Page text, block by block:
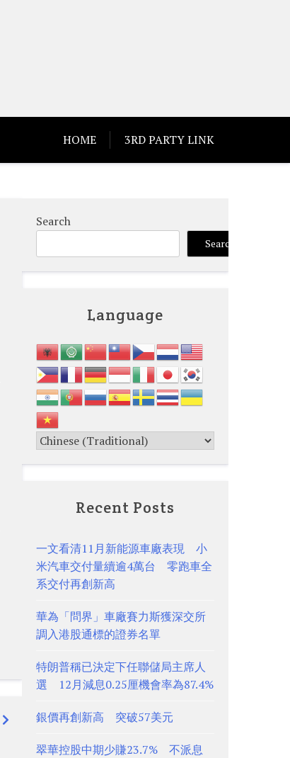
HOME 3RD PARTY LINK
Search
Search
Language
Recent Posts
一文看清11月新能源車廠表現 小
米汽車交付量續逾4萬台 零跑車全
系交付再創新高
華為「問界」車廠賽力斯獲深交所
調入港股通標的證券名單
特朗普稱已決定下任聯儲局主席人
選 12月減息0.25厘機會率為87.4%
銀價再創新高 突破57美元
翠華控股中期少賺23.7% 不派息